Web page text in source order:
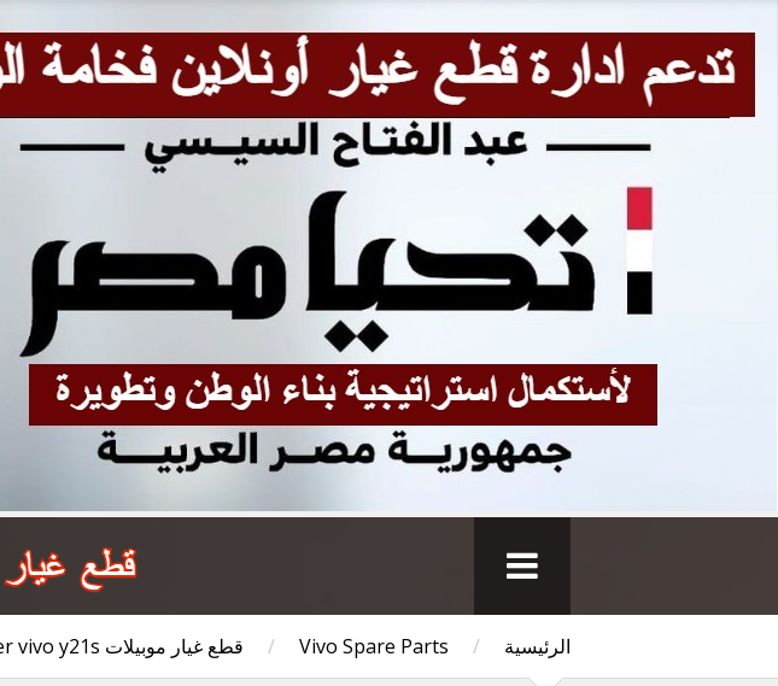
الرئيسية /
Vivo Spare Parts
/ قطع غيار موبيلات vivo vivo y21s